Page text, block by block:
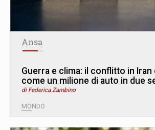
Ansa
Guerra e clima: il conflitto in Iran
come un milione di auto in due
di Federica Zambino
MONDO